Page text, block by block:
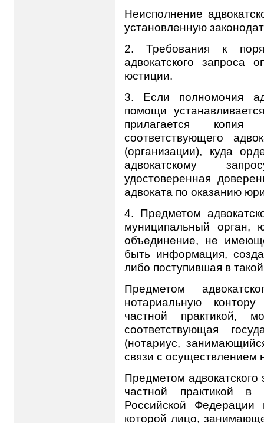
Неисполнение
установленную
2.
Требования к
адвокатского запроса
юстиции.
3.
Если полномочия
помощи
прилагается
соответствующего
(организации), куда
адвокатскому
удостоверенная
адвоката по оказанию
4. Предметом
муниципальный орган,
объединение, не
быть информация,
либо поступившая в
Предметом
нотариальную
частной практикой,
соответствующая
(нотариус,
связи с осуществлением
Предметом
частной практикой в
Российской
которой лицо,